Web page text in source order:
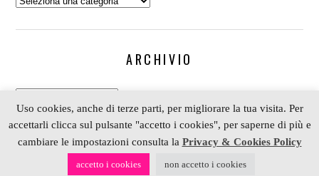
ARCHIVIO
Archivio
COPYRIGHT 2006-2023 ALESSIA SCRAP & CRAFT |
PARTNERDEPOSITPHOTOS| P. IVA 01574070098 |
Uso cookies, anche di terze parti, per migliorare la tua visita. Per
accettarli clicca sul pulsante "accetto i cookies", per saperne di più e
cambiare le impostazioni consulta la Privacy & Cookies Policy
accetto i cookies non accetto i cookies